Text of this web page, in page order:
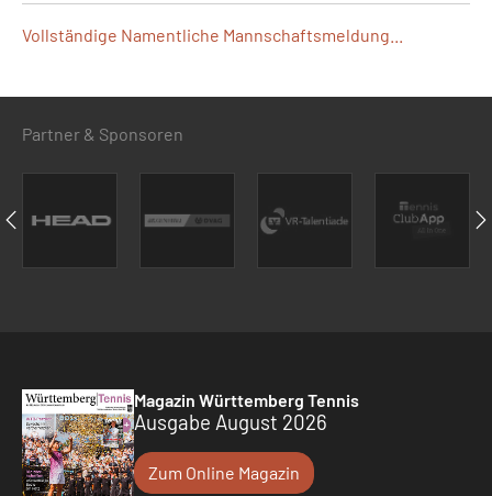
Vollständige Namentliche Mannschaftsmeldung...
Partner & Sponsoren
Magazin Württemberg Tennis
Ausgabe August 2026
Zum Online Magazin